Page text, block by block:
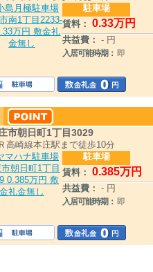
駐車場
賃料： 0.33万円
共益費： - 円
入居可能時期： 即
市朝日町1丁目3029
高崎線本庄駅まで徒歩10分
駐車場
賃料： 0.385万円
共益費： - 円
入居可能時期： 即